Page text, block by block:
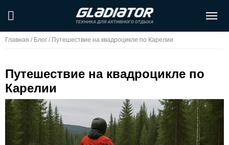
Главная / Блог / Путешествие на квадроцикле по Карелии
Путешествие на квадроцикле по
Карелии